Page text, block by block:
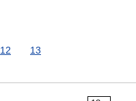
12 13